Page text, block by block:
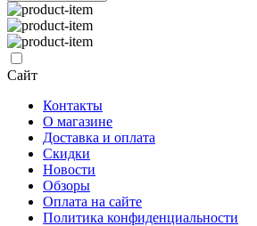
Сайт
Контакты
О магазине
Доставка и оплата
Скидки
Новости
Обзоры
Оплата на сайте
Политика конфиденциальности